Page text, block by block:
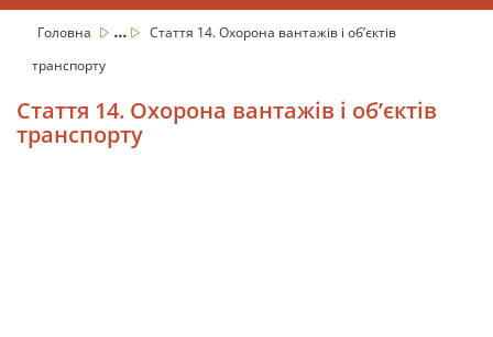
Головна ...
Стаття 14. Охорона вантажів і об’єктів
транспорту
Стаття 14. Охорона вантажів і об’єктів
транспорту